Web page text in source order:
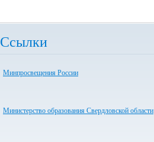
Ссылки
Минпросвещения России
Министерство образования Свердловской области